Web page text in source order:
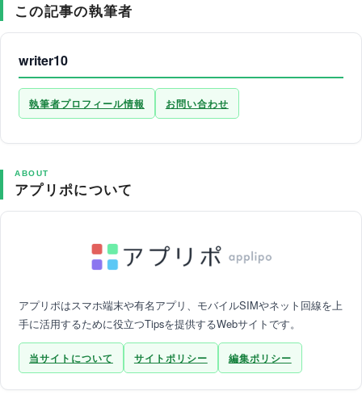
この記事の執筆者
writer10
執筆者プロフィール情報 お問い合わせ
ABOUT
アプリポについて
アプリポはスマホ端末や有名アプリ、モバイルSIMやネット回線を上
手に活用するために役立つTipsを提供するWebサイトです。
当サイトについて サイトポリシー 編集ポリシー